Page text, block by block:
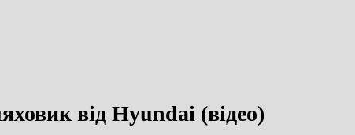
від Hyundai (відео)